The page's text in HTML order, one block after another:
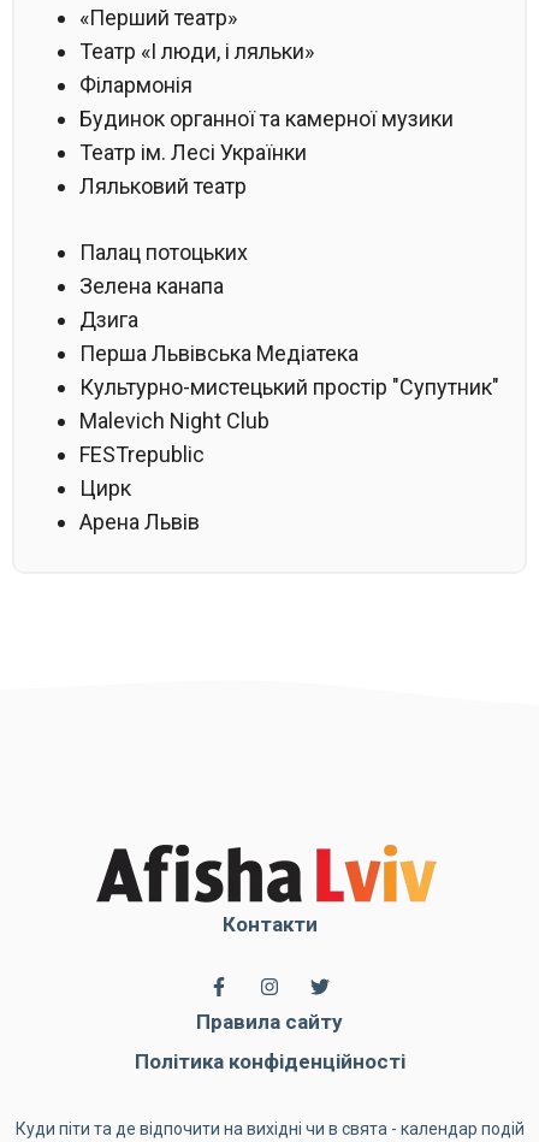
«Перший театр»
Театр «І люди, і ляльки»
Філармонія
Будинок органної та камерної музики
Театр ім. Лесі Українки
Ляльковий театр
Палац потоцьких
Зелена канапа
Дзига
Перша Львівська Медіатека
Культурно-мистецький простір "Супутник"
Malevich Night Club
FESTrepublic
Цирк
Арена Львів
Контакти
Правила сайту
Політика конфіденційності
Куди піти та де відпочити на вихідні чи в свята - календар подій